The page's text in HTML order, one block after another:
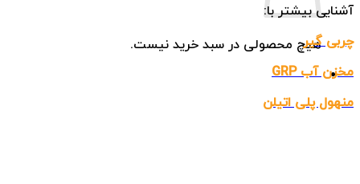
هیچ محصولی در سبد خرید نیست.
آشنایی بیشتر با:
چربی گیر
مخزن آب GRP
منهول پلی اتیلن